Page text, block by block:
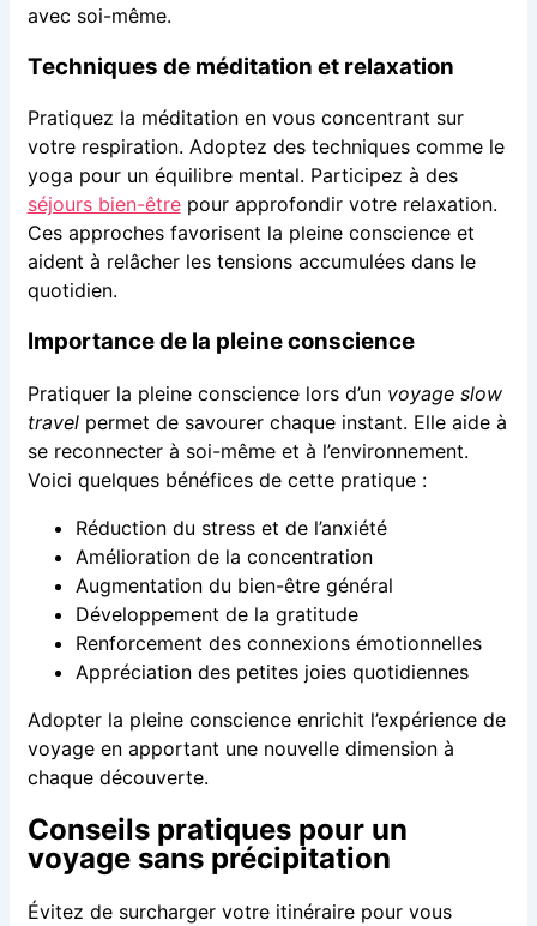
avec soi-même.
Techniques de méditation et relaxation
Pratiquez la méditation en vous concentrant sur
votre respiration. Adoptez des techniques comme le
yoga pour un équilibre mental. Participez à des
séjours bien-êtrepour approfondir votre relaxation.
Ces approches favorisent la pleine conscience et
aident à relâcher les tensions accumulées dans le
quotidien.
Importance de la pleine conscience
Pratiquer la pleine conscience lors d’un voyage slow
travelpermet de savourer chaque instant. Elle aide à
se reconnecter à soi-même et à l’environnement.
Voici quelques bénéfices de cette pratique :
Réduction du stress et de l’anxiété
Amélioration de la concentration
Augmentation du bien-être général
Développement de la gratitude
Renforcement des connexions émotionnelles
Appréciation des petites joies quotidiennes
Adopter la pleine conscience enrichit l’expérience de
voyage en apportant une nouvelle dimension à
chaque découverte.
Conseils pratiques pour un
voyage sans précipitation
Évitez de surcharger votre itinéraire pour vous